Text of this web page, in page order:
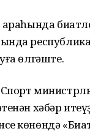
араһында
өлгәште.
хәбәр
көнөндә